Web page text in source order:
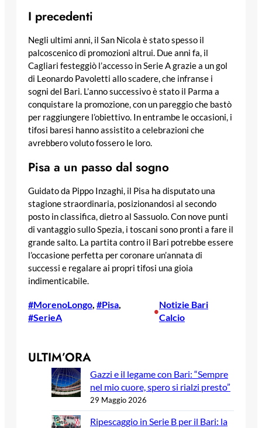
I precedenti
Negli ultimi anni, il San Nicola è stato spesso il
palcoscenico di promozioni altrui. Due anni fa, il
Cagliari festeggiò l’accesso in Serie A grazie a un gol
di Leonardo Pavoletti allo scadere, che infranse i
sogni del Bari. L’anno successivo è stato il Parma a
conquistare la promozione, con un pareggio che bastò
per raggiungere l’obiettivo. In entrambe le occasioni, i
tifosi baresi hanno assistito a celebrazioni che
avrebbero voluto fossero le loro.
Pisa a un passo dal sogno
Guidato da Pippo Inzaghi, il Pisa ha disputato una
stagione straordinaria, posizionandosi al secondo
posto in classifica, dietro al Sassuolo. Con nove punti
di vantaggio sullo Spezia, i toscani sono pronti a fare il
grande salto. La partita contro il Bari potrebbe essere
l’occasione perfetta per coronare un’annata di
successi e regalare ai propri tifosi una gioia
indimenticabile.
#MorenoLongo, #Pisa
#SerieA
•
Notizie Bari
Calcio
ULTIM’ORA
Gazzi e il legame con Bari: “Sempre
nel mio cuore, spero si rialzi presto”
29 Maggio 2026
Ripescaggio in Serie B per il Bari: la